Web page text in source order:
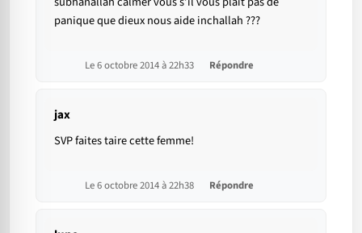
panique que dieux nous aide inchallah ???
Le 6 octobre 2014 à 22h33 Répondre
jax
SVP faites taire cette femme!
Le 6 octobre 2014 à 22h38 Répondre